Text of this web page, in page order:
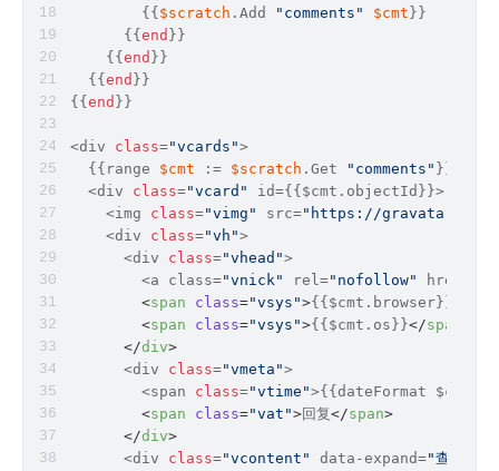
        {{
$scratch .Add "comments" $cmt }}
      {{
end }}
    {{
end }}
  {{
end }}
{{ end }}
<div class="vcards">
  {{range
$cmt := $scratch .Get "comments" }}
  <div
class="vcard"
id={{$cmt.objectId}}>
    <img
class="vimg" src="https://
    <div
class="vh">
      <div
class="vhead">
        <a class=
"vnick" rel="nofollow" href=
<span class="vsys">{{$cmt.browser}}
<span class="vsys">{{$cmt.os}}</span
</div>
      <div
class="vmeta">
        <span
class="vtime">{{dateFormat
<span class="vat">回复</span>
</div>
      <div
class="vcontent" data-expand="查看更